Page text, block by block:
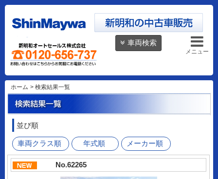
車両検索
メニュー
ホーム > 検索結果一覧
並び順
車両クラス順 年式順 メーカー順
No.62265